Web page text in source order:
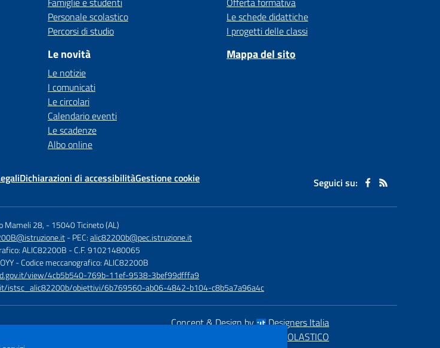
Personale scolastico
Percorsi di studio
Le novità
Le notizie
I comunicati
Le circolari
Calendario eventi
Le scadenze
Albo online
Le schede didattiche
I progetti delle classi
Mappa del sito
Dichiarazioni di accessibilitàGestione cookie Seguici su:
Mameli 28, -15040 Ticineto (AL)
- PEC:alic82200b@pec.istruzione.it
ALIC82200B - C.F. 91021480065
- Codice meccanografico: ALIC82200B
view/4cb5b540-769b-11ef-9538-3bef99dfffa9
istsc_alic82200b/obiettivi/6b769560-ab06-4842-b104-c8b5a7a96a4c
Concept & Design by
Designers Italia
SCUOLASTICO